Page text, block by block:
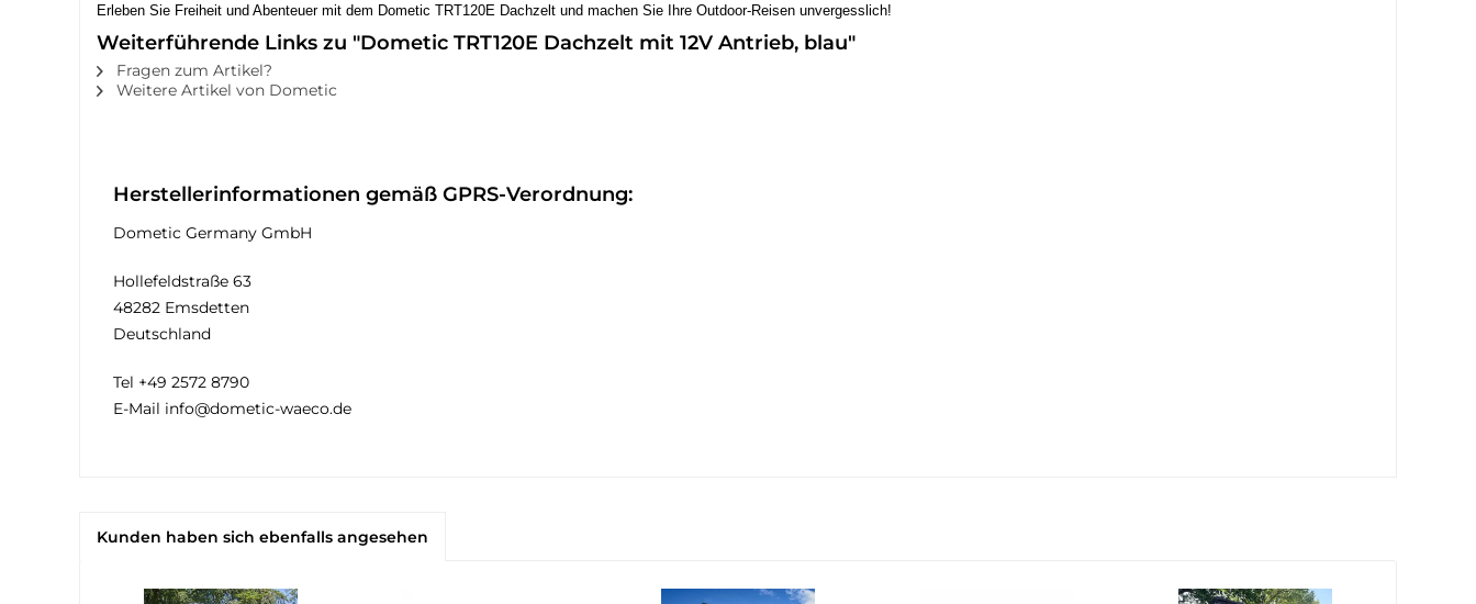
Erleben Sie Freiheit und Abenteuer mit dem Dometic TRT120E Dachzelt und machen Sie Ihre Outdoor-Reisen unvergesslich!
Weiterführende Links zu "Dometic TRT120E Dachzelt mit 12V Antrieb, blau"
Fragen zum Artikel?
Weitere Artikel von Dometic
Herstellerinformationen gemäß GPRS-Verordnung:
Dometic Germany GmbH
Hollefeldstraße 63
48282 Emsdetten
Deutschland
Tel +49 2572 8790
E-Mail info@dometic-waeco.de
Kunden haben sich ebenfalls angesehen